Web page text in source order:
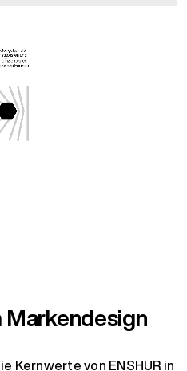
Markendesign
Kernwerte von ENSHUR in